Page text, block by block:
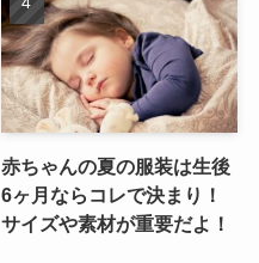
赤ちゃんの夏の服装は生後
6ヶ月ならコレで決まり！
サイズや素材が重要だよ！